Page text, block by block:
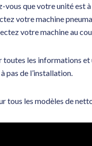
vous que votre unité est
votre machine
votre machine au
les informations et
pas de l’installation.
tous les modèles de